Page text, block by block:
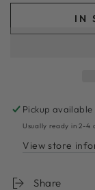
IN
Pickup available
Usually ready in 2-4
View store
Share